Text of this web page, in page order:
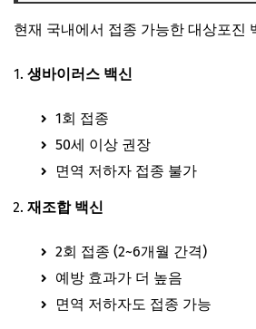
현재 국내에서 접종 가능한 대상포진
생바이러스 백신
1회 접종
50세 이상 권장
면역 저하자 접종 불가
재조합 백신
2회 접종 (2~6개월 간격)
예방 효과가 더 높음
면역 저하자도 접종 가능